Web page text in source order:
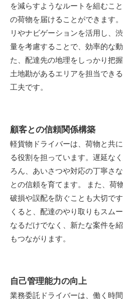
を減らすようなルートを組むこ
の荷物を届けることができます
リやナビゲーションを活用し、
量を考慮することで、効率的な
た、配達先の地理をしっかり把
土地勘があるエリアを担当でき
工夫です。
顧客との信頼関係構築
軽貨物ドライバーは、荷物と共
る役割を担っています。遅延な
ろん、あいさつや対応の丁寧さ
との信頼を育てます。 また、荷
破損や誤配を防ぐことも大切で
くると、配達のやり取りもスム
なるだけでなく、新たな案件を
もつながります。
自己管理能力の向上
業務委託ドライバーは、働く時